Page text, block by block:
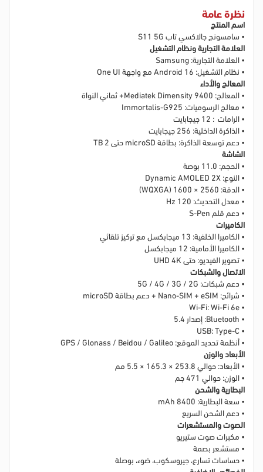
نظرة عامة
اسم المنتج
• سامسونج جالاكسي تاب S11 5G
العلامة التجارية ونظام التشغيل
• العلامة التجارية: Samsung
• نظام التشغيل: Android 16 مع واجهة One UI
المعالج والأداء
• المعالج: Mediatek Dimensity 9400+ ثماني النواة
• معالج الرسوميات: Immortalis-G925
• الرامات : 12 جيجابايت
• الذاكرة الداخلية: 256 جيجابايت
• دعم توسعة الذاكرة: بطاقة microSD حتى 2 TB
الشاشة
• الحجم: 11.0 بوصة
• النوع: Dynamic AMOLED 2X
• الدقة: 2560 × 1600 (WQXGA)
• معدل التحديث: 120 Hz
• دعم قلم S-Pen
الكاميرات
• الكاميرا الخلفية: 13 ميجابكسل مع تركيز تلقائي
• الكاميرا الأمامية: 12 ميجابكسل
• تصوير الفيديو: حتى UHD 4K
الاتصال والشبكات
• دعم شبكات: 5G / 4G / 3G / 2G
• شرائح: Nano-SIM + eSIM + دعم بطاقة microSD
• Wi-Fi: Wi-Fi 6e
• Bluetooth: إصدار 5.4
• USB: Type-C
• أنظمة تحديد الموقع: GPS / Glonass / Beidou / Galileo
الأبعاد والوزن
• الأبعاد: حوالي 253.8 × 165.3 × 5.5 مم
• الوزن: حوالي 471 جم
البطارية والشحن
• سعة البطارية: 8400 mAh
• دعم الشحن السريع
الصوت والمستشعرات
• مكبرات صوت ستيريو
• مستشعر بصمة
• حساسات تسارع، جيروسكوب، ضوء، بوصلة